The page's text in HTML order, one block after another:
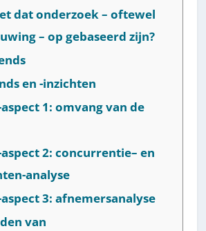
dat onderzoek – oftewel
– op gebaseerd zijn?
en -inzichten
1: omvang van de
2: concurrentie– en
analyse
3: afnemersanalyse
van